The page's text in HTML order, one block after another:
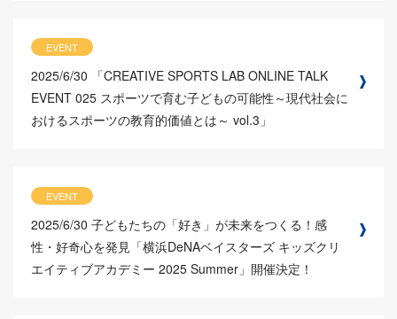
EVENT
2025/6/30
「CREATIVE SPORTS LAB ONLINE TALK
EVENT 025 スポーツで育む子どもの可能性～現代社会に
おけるスポーツの教育的価値とは～ vol.3」
EVENT
2025/6/30 子どもたちの「好き」が未来をつくる！感
性・好奇心を発見「横浜DeNAベイスターズ キッズクリ
エイティブアカデミー 2025 Summer」開催決定！